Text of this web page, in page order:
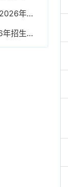
成都外国语学院关于2026年暑假放假安排的通知
成都外国语学院2026年招生章程